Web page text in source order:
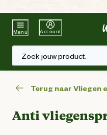
Beste
Menu Account
Zoek jouw product.
Terug naar Vliegen
Anti